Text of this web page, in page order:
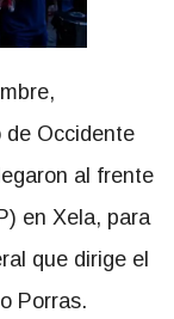
de Occidente
al frente
en Xela, para
que dirige el
Porras.